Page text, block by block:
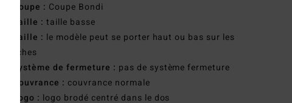
Coupe : Coupe Bondi
Taille : taille basse
Taille : le modèle peut se porter haut ou bas sur les
hanches
Système de fermeture : pas de système fermeture
Couvrance : couvrance normale
Logo : logo brodé centré dans le dos